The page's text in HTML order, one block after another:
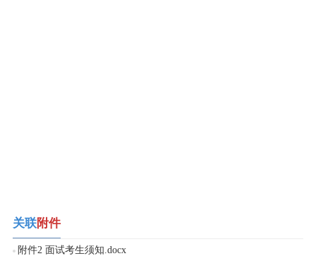
关联附件
附件2 面试考生须知.docx